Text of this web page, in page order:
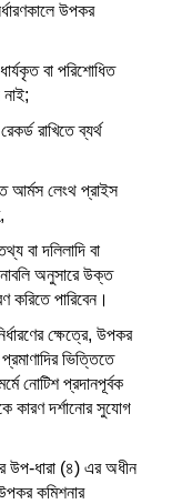
উপকর
বা পরিশোধিত
রাখিতে ব্যর্থ
আর্মস লেংথ প্রাইস
বা দলিলাদি বা
অনুসারে উক্ত
করিতে পারিবেন।
ক্ষেত্রে, উপকর
ভিত্তিতে
নোটিশ প্রদানপূর্বক
কারণ দর্শানোর সুযোগ
উপ-ধারা (৪) এর অধীন
কমিশনার